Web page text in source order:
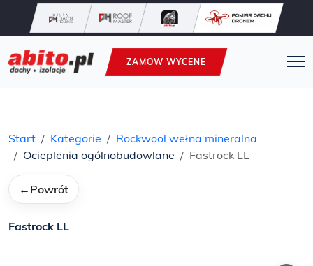
ZAMOW WYCENE
Start Kategorie
Rockwool wełna mineralna
Ocieplenia ogólnobudowlane
Fastrock LL
← Powrót
Fastrock LL